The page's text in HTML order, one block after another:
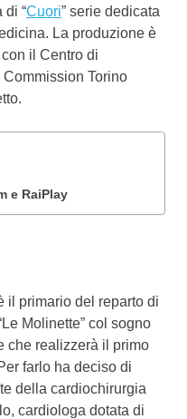
di “Cuori” serie dedicata
La produzione è
il Centro di
Torino
e RaiPlay
il primario del reparto di
Molinette” col sogno
che realizzerà il primo
farlo ha deciso di
della cardiochirurgia
cardiologa dotata di